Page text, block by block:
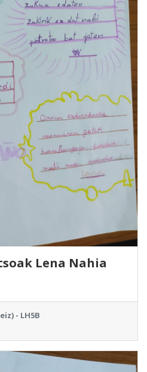
Lena Nahia
- LH5B